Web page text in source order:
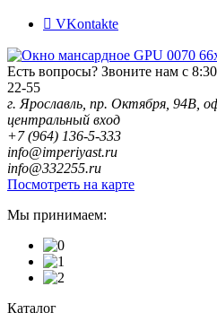
VKontakte
Есть вопросы? Звоните нам с
22-55
г. Ярославль, пр. Октября, 94В,
центральный вход
+7 (964) 136-5-333
info@imperiyast.ru
info@332255.ru
Посмотреть на карте
Мы принимаем:
Каталог